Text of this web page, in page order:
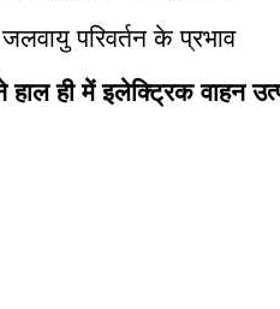
परिवर्तन के प्रभाव
ही में इलेक्ट्रिक वाहन